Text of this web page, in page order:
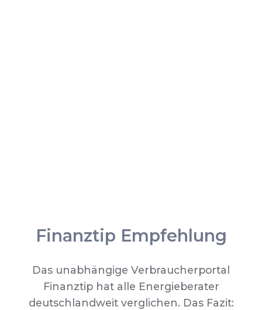
Finanztip Empfehlung
Das unabhängige Verbraucherportal
Finanztip hat alle Energieberater
deutschlandweit verglichen. Das Fazit: